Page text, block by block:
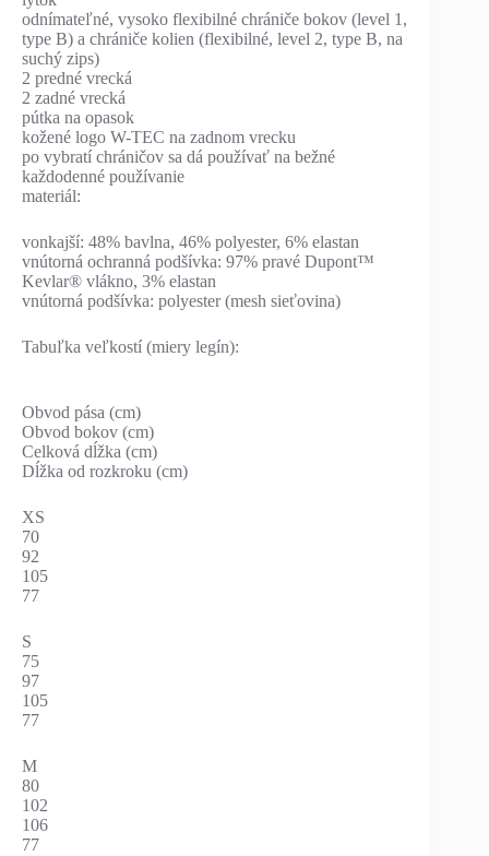
odnímateľné, vysoko flexibilné chrániče bokov (level 1,
type B) a chrániče kolien (flexibilné, level 2, type B, na
suchý zips)
2 predné vrecká
2 zadné vrecká
pútka na opasok
kožené logo W-TEC na zadnom vrecku
po vybratí chráničov sa dá používať na bežné
každodenné používanie
materiál:
vonkajší: 48% bavlna, 46% polyester, 6% elastan
vnútorná ochranná podšívka: 97% pravé Dupont™
Kevlar® vlákno, 3% elastan
vnútorná podšívka: polyester (mesh sieťovina)
Tabuľka veľkostí (miery legín):
Obvod pása (cm)
Obvod bokov (cm)
Celková dĺžka (cm)
Dĺžka od rozkroku (cm)
XS
70
92
105
77
S
75
97
105
77
M
80
102
106
77